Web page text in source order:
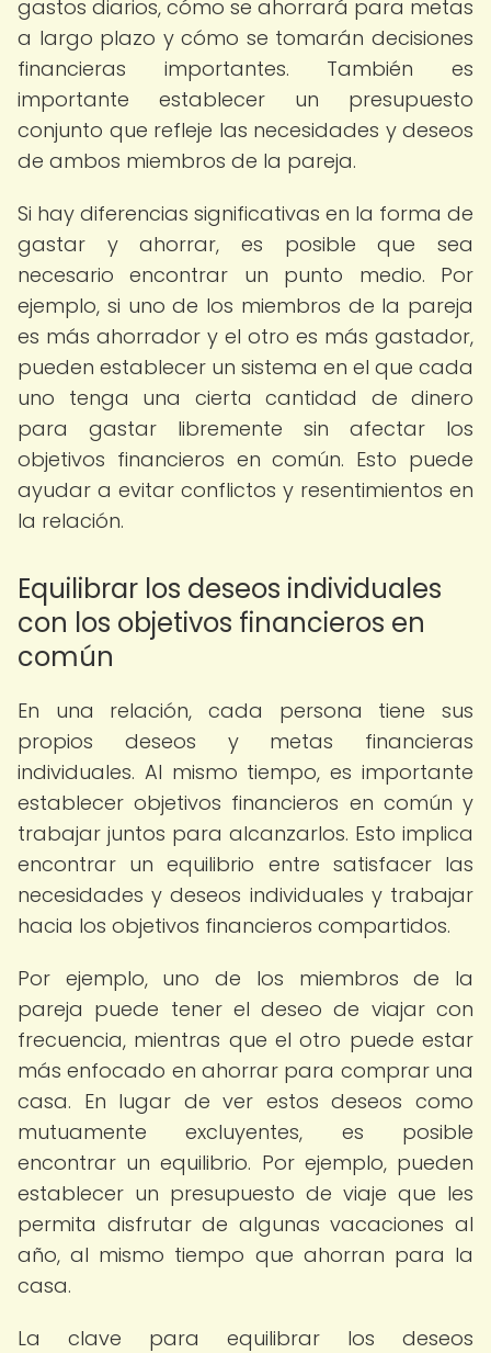
gastos diarios, cómo se ahorrará para metas
a largo plazo y cómo se tomarán decisiones
financieras importantes. También es
importante establecer un presupuesto
conjunto que refleje las necesidades y deseos
de ambos miembros de la pareja.
Si hay diferencias significativas en la forma de
gastar y ahorrar, es posible que sea
necesario encontrar un punto medio. Por
ejemplo, si uno de los miembros de la pareja
es más ahorrador y el otro es más gastador,
pueden establecer un sistema en el que cada
uno tenga una cierta cantidad de dinero
para gastar libremente sin afectar los
objetivos financieros en común. Esto puede
ayudar a evitar conflictos y resentimientos en
la relación.
Equilibrar los deseos individuales
con los objetivos financieros en
común
En una relación, cada persona tiene sus
propios deseos y metas financieras
individuales. Al mismo tiempo, es importante
establecer objetivos financieros en común y
trabajar juntos para alcanzarlos. Esto implica
encontrar un equilibrio entre satisfacer las
necesidades y deseos individuales y trabajar
hacia los objetivos financieros compartidos.
Por ejemplo, uno de los miembros de la
pareja puede tener el deseo de viajar con
frecuencia, mientras que el otro puede estar
más enfocado en ahorrar para comprar una
casa. En lugar de ver estos deseos como
mutuamente excluyentes, es posible
encontrar un equilibrio. Por ejemplo, pueden
establecer un presupuesto de viaje que les
permita disfrutar de algunas vacaciones al
año, al mismo tiempo que ahorran para la
casa.
La clave para equilibrar los deseos